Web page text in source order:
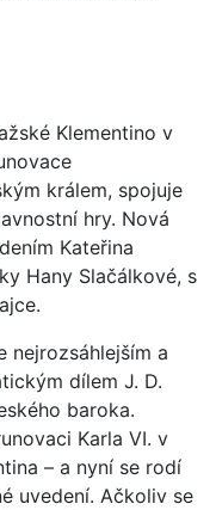
Klementino v
králem, spojuje
hry. Nová
Kateřina
Hany Slačálkové, s
nejrozsáhlejším a
dílem J. D.
baroka.
Karla VI. v
– a nyní se rodí
uvedení. Ačkoliv se